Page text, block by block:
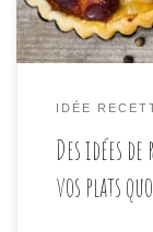
IDÉE
Des idées
vos plats